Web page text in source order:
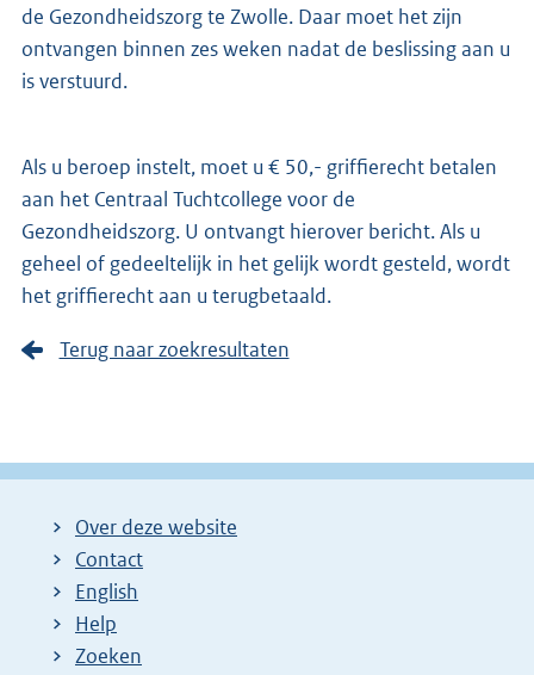
de Gezondheidszorg te Zwolle. Daar moet het zijn
ontvangen binnen zes weken nadat de beslissing aan u
is verstuurd.
Als u beroep instelt, moet u € 50,- griffierecht betalen
aan het Centraal Tuchtcollege voor de
Gezondheidszorg. U ontvangt hierover bericht. Als u
geheel of gedeeltelijk in het gelijk wordt gesteld, wordt
het griffierecht aan u terugbetaald.
Terug naar zoekresultaten
Over deze website
Contact
English
Help
Zoeken